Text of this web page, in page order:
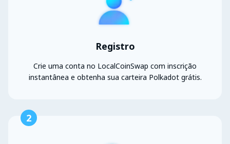
Registro
Crie uma conta no LocalCoinSwap com inscrição
instantânea e obtenha sua carteira Polkadot grátis.
2